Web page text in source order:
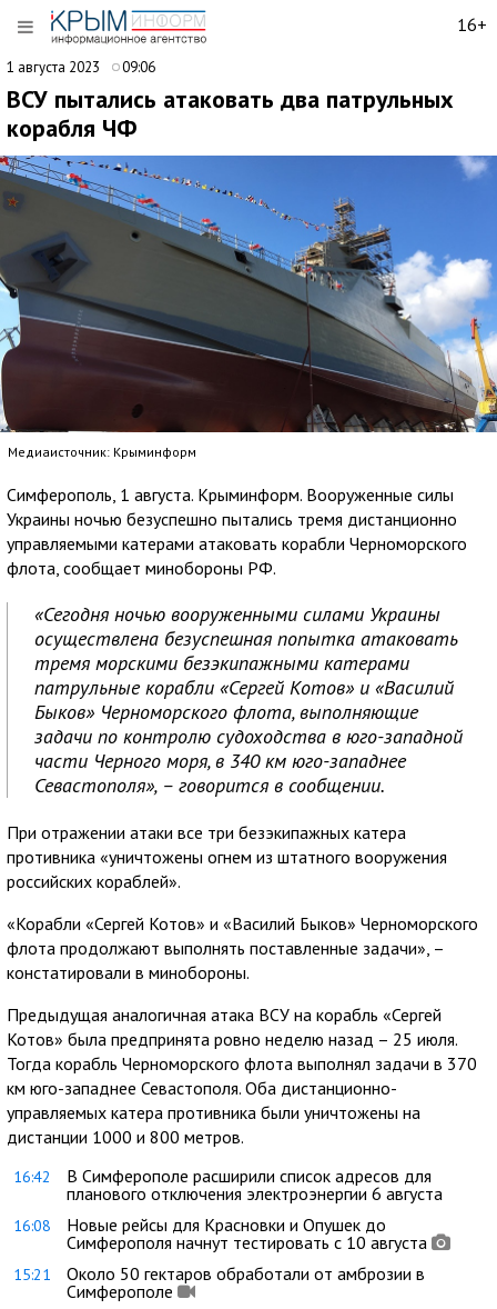
16+
1 августа 2023 09:06
ВСУ пытались атаковать два патрульных
корабля ЧФ
Медиаисточник: Крыминформ
Симферополь, 1 августа. Крыминформ. Вооруженные силы
Украины ночью безуспешно пытались тремя дистанционно
управляемыми катерами атаковать корабли Черноморского
флота, сообщает минобороны РФ.
«Сегодня ночью вооруженными силами Украины
осуществлена безуспешная попытка атаковать
тремя морскими безэкипажными катерами
патрульные корабли «Сергей Котов» и «Василий
Быков» Черноморского флота, выполняющие
задачи по контролю судоходства в юго-западной
части Черного моря, в 340 км юго-западнее
Севастополя», – говорится в сообщении.
При отражении атаки все три безэкипажных катера
противника «уничтожены огнем из штатного вооружения
российских кораблей».
«Корабли «Сергей Котов» и «Василий Быков» Черноморского
флота продолжают выполнять поставленные задачи», –
констатировали в минобороны.
Предыдущая аналогичная атака ВСУ на корабль «Сергей
Котов» была предпринята ровно неделю назад – 25 июля.
Тогда корабль Черноморского флота выполнял задачи в 370
км юго-западнее Севастополя. Оба дистанционно-
управляемых катера противника были уничтожены на
дистанции 1000 и 800 метров.
16:42
В Симферополе расширили список адресов для
планового отключения электроэнергии 6 августа
16:08
Новые рейсы для Красновки и Опушек до
Симферополя начнут тестировать с 10 августа
15:21
Около 50 гектаров обработали от амброзии в
Симферополе